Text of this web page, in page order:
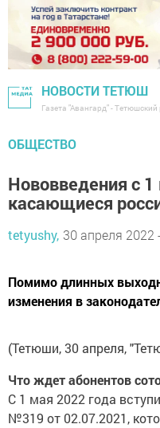
НОВОСТИ ТЕТЮШ
Газета "Авангард" - Тетюшский
ОБЩЕСТВО
Нововведения с
касающиеся
tetyushy, 30 апреля 2022
Помимо длинных
изменения в
(Тетюши, 30 апреля,
Что ждет абонентов
С 1 мая 2022 года
№319 от 02.07.2021,